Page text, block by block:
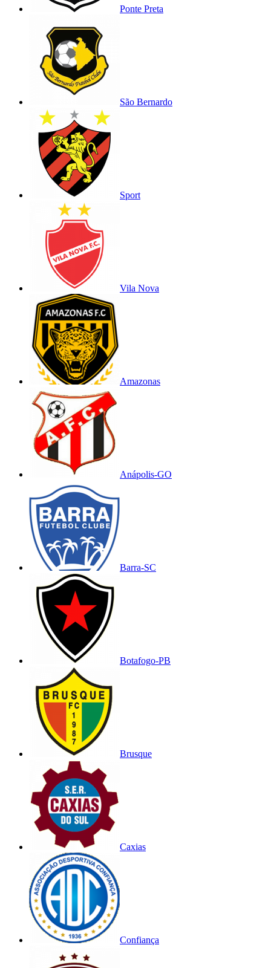
Ponte Preta
São Bernardo
Sport
Vila Nova
Amazonas
Anápolis-GO
Barra-SC
Botafogo-PB
Brusque
Caxias
Confiança